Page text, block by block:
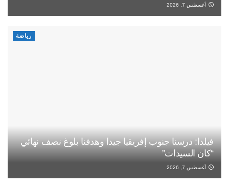
أغسطس 7, 2026
رياضة
فيلدا: درسنا جنوب إفريقيا جيدا وهدفنا بلوغ نصف نهائي
“كان السيدات”
أغسطس 7, 2026